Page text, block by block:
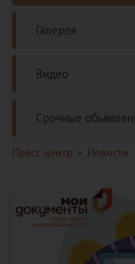
Галерея
Видео
Срочные
Пресс центр Новости